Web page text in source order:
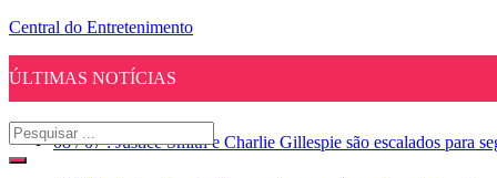
Central do Entretenimento
ÚLTIMAS NOTÍCIAS
08 / 07 : Justice Smith e Charlie Gillespie são escalados para